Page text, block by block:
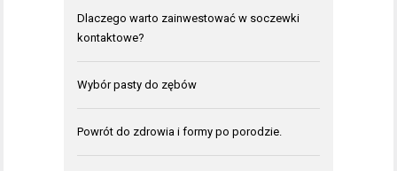
Dlaczego warto zainwestować w soczewki
kontaktowe?
Wybór pasty do zębów
Powrót do zdrowia i formy po porodzie.